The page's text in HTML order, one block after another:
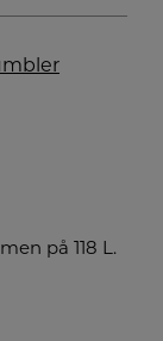
på 118 L.